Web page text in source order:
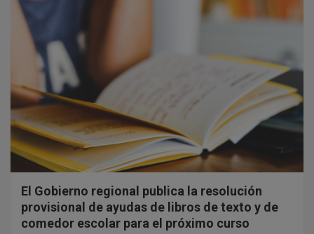
El Gobierno regional publica la resolución
provisional de ayudas de libros de texto y de
comedor escolar para el próximo curso